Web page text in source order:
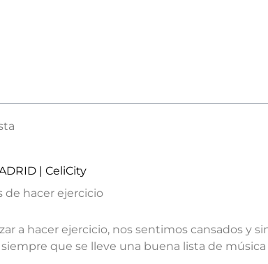
| CeliCity
de hacer ejercicio
a hacer ejercicio, nos sentimos cansados y
que se lleve una buena lista de